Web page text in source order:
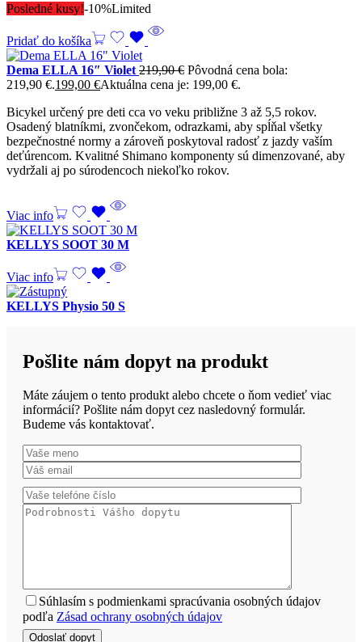
Posledné kusy!-10%Limited
Pridať do košíka
Dema ELLA 16″ Violet 219,90€ Pôvodná cena bola:
219,90 €.199,00 €Aktuálna cena je: 199,00 €.
Bicykel určený pre deti cca vo veku približne 3 až 5,5 rokov.
Osadený blatníkmi, zvončekom, odrazkami, aby spĺňal všetky
bezpečnostné normy a zároveň poskytoval radosť z jazdy vaším
deťúrencom. Kvalitné Shimano komponenty sú dimenzované, aby
vydržali aj po súrodencoch niekoľko rokov.
Viac info
KELLYS SOOT 30 M
Viac info
KELLYS Physio 50 S
Pošlite nám dopyt na produkt
Máte záujem o tento produkt alebo chcete o ňom vedieť viac
informácií? Pošlite nám dopyt cez nasledovný formulár.
Budeme vás kontaktovať.
Súhlasím s podmienkami spracúvania osobných údajov
podľa Zásad ochrany osobných údajov